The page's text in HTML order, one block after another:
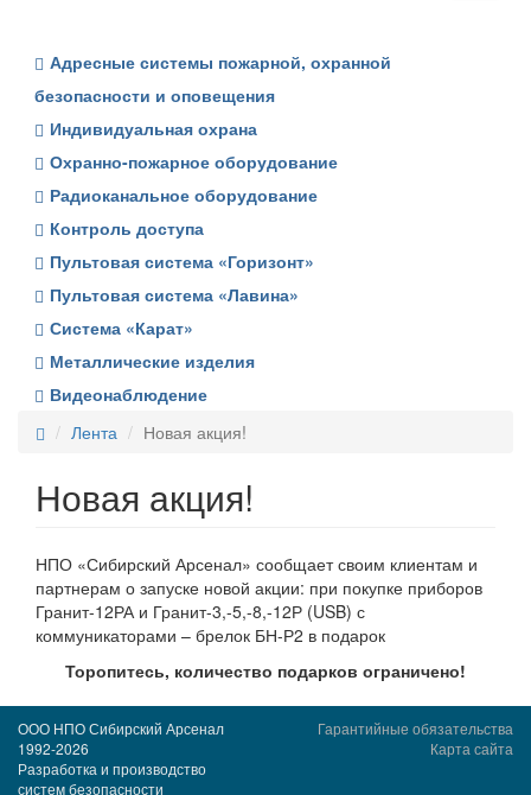
Адресные системы пожарной, охранной
безопасности и оповещения
Индивидуальная охрана
Охранно-пожарное оборудование
Радиоканальное оборудование
Контроль доступа
Пультовая система «Горизонт»
Пультовая система «Лавина»
Система «Карат»
Металлические изделия
Видеонаблюдение
Лента
Новая акция!
Новая акция!
НПО «Сибирский Арсенал» сообщает своим клиентам и
партнерам о запуске новой акции: при покупке приборов
Гранит-12РА и Гранит-3,-5,-8,-12Р (USB) с
коммуникаторами – брелок БН-Р2 в подарок
Торопитесь, количество подарков ограничено!
ООО НПО Сибирский Арсенал
1992-2026
Разработка и производство
систем безопасности
Гарантийные обязательства
Карта сайта